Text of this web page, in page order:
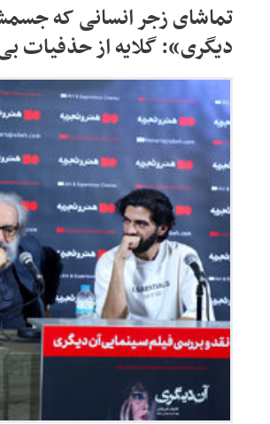
تماشای زجر انسانی که
دیگری»: گلایه از حذفیات